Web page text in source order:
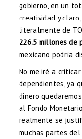
gobierno, en un
creatividad y
literalmente de
226.5 millones de
mexicano podría
No me iré a
dependientes, ya
dinero
al Fondo
realmente se
muchas partes del